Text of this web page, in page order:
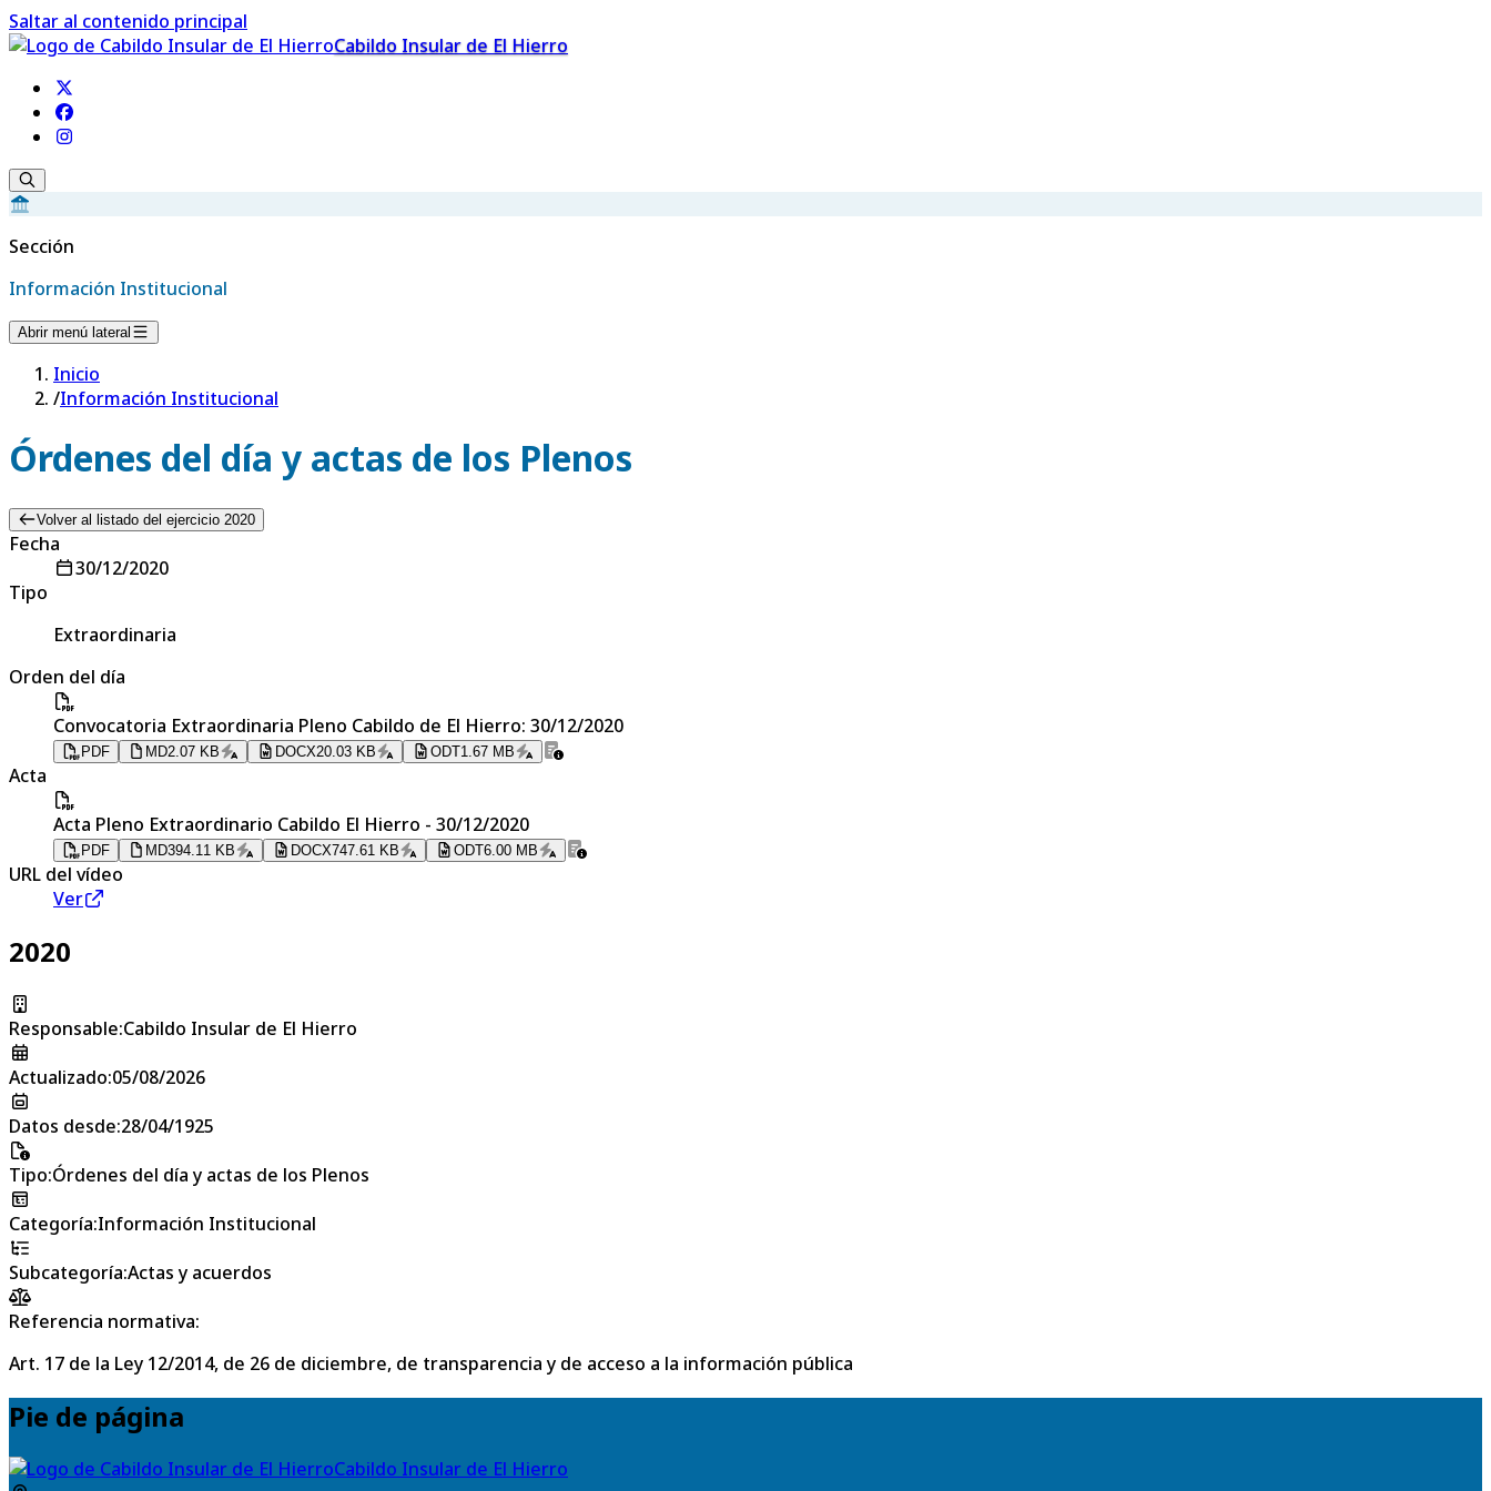
Saltar al contenido principal
Cabildo Insular de El Hierro
Sección
Información Institucional
Abrir menú lateral
Inicio
/Información Institucional
Órdenes del día y actas de los Plenos
Volver al listado del ejercicio 2020
Fecha
30/12/2020
Tipo
Extraordinaria
Orden del día
Convocatoria Extraordinaria Pleno Cabildo de El Hierro: 30/12/2020
PDF MD2.07 KB DOCX20.03 KB ODT1.67 MB
Acta
Acta Pleno Extraordinario Cabildo El Hierro - 30/12/2020
PDF MD394.11 KB DOCX747.61 KB ODT6.00 MB
URL del vídeo
Ver
2020
Responsable:Cabildo Insular de El Hierro
Actualizado:05/08/2026
Datos desde:28/04/1925
Tipo:Órdenes del día y actas de los Plenos
Categoría:Información Institucional
Subcategoría:Actas y acuerdos
Referencia normativa:
Art. 17 de la Ley 12/2014, de 26 de diciembre, de transparencia y de acceso a la información pública
Pie de página
Cabildo Insular de El Hierro